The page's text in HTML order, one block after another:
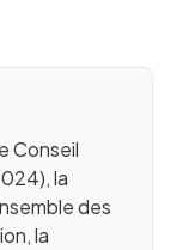
: quels
: les cases à
placements
Conseil
la
des
la